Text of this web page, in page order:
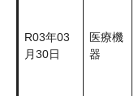
R03年03
月30日
医療機
器